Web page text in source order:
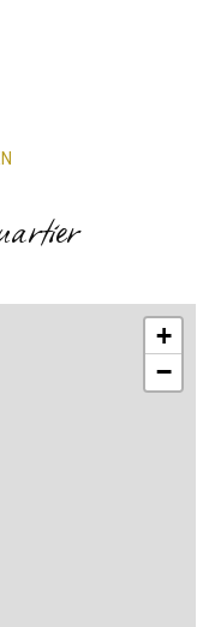
+
−